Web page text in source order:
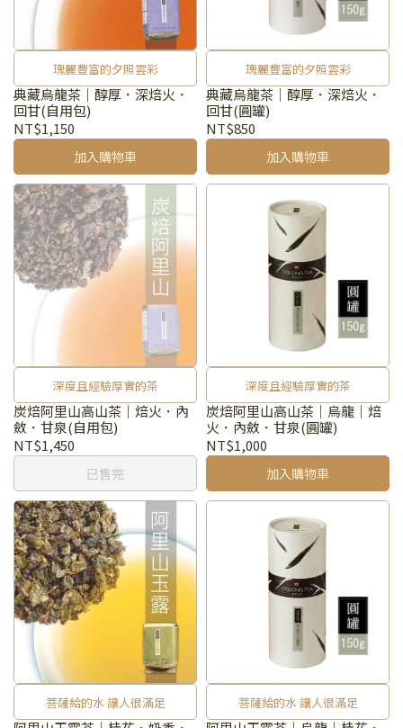
瑰麗豐富的夕照雲彩
典藏烏龍茶｜醇厚．深焙火．
回甘(自用包)
NT$1,150
加入購物車
瑰麗豐富的夕照雲彩
典藏烏龍茶｜醇厚．深焙火．
回甘(圓罐)
NT$850
加入購物車
深度且經驗厚實的茶
炭焙阿里山高山茶｜焙火．內
斂．甘泉(自用包)
NT$1,450
已售完
深度且經驗厚實的茶
炭焙阿里山高山茶｜烏龍｜焙
火．內斂．甘泉(圓罐)
NT$1,000
加入購物車
菩薩給的水 讓人很滿足 菩薩給的水 讓人很滿足